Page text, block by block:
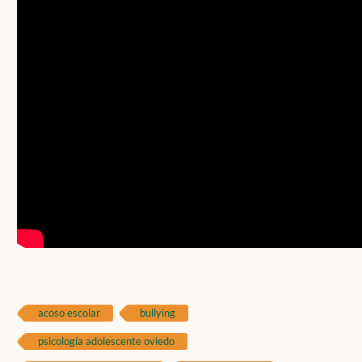
acoso escolar bullying
psicología adolescente oviedo